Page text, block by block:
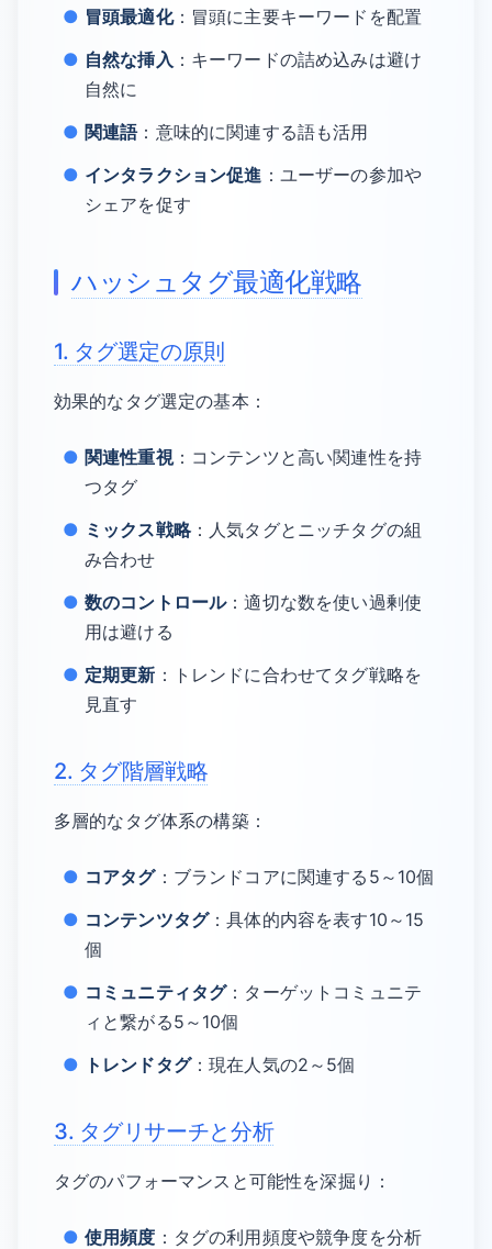
冒頭最適化：冒頭に主要キーワードを配置
自然な挿入 ：キーワードの詰め込みは避け
自然に
関連語：意味的に関連する語も活用
インタラクション促進 ：ユーザーの参加や
シェアを促す
ハッシュタグ最適化戦略
1. タグ選定の原則
効果的なタグ選定の基本：
関連性重視：コンテンツと高い関連性を持
つタグ
ミックス戦略：人気タグとニッチタグの組
み合わせ
数のコントロール：適切な数を使い過剰使
用は避ける
定期更新 ：トレンドに合わせてタグ戦略を
見直す
2. タグ階層戦略
多層的なタグ体系の構築：
コアタグ：ブランドコアに関連する5～10個
コンテンツタグ：具体的内容を表す10～15
個
コミュニティタグ：ターゲットコミュニテ
ィと繋がる5～10個
トレンドタグ：現在人気の2～5個
3. タグリサーチと分析
タグのパフォーマンスと可能性を深掘り：
使用頻度 ：タグの利用頻度や競争度を分析